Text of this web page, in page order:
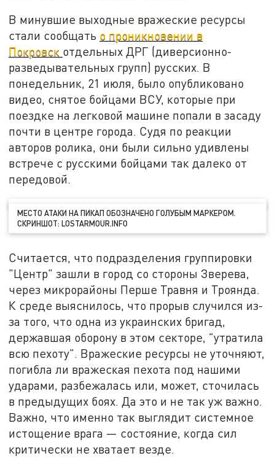
В минувшие выходные вражеские ресурсы
стали сообщать о проникновении в
Покровск отдельных ДРГ (диверсионно-
разведывательных групп) русских. В
понедельник, 21 июля, было опубликовано
видео, снятое бойцами ВСУ, которые при
поездке на легковой машине попали в засаду
почти в центре города. Судя по реакции
авторов ролика, они были сильно удивлены
встрече с русскими бойцами так далеко от
передовой.
МЕСТО АТАКИ НА ПИКАП ОБОЗНАЧЕНО ГОЛУБЫМ МАРКЕРОМ.
СКРИНШОТ: LOSTARMOUR.INFO
Считается, что подразделения группировки
"Центр" зашли в город со стороны Зверева,
через микрорайоны Перше Травня и Троянда.
К среде выяснилось, что прорыв случился из-
за того, что одна из украинских бригад,
державшая оборону в этом секторе, "утратила
всю пехоту". Вражеские ресурсы не уточняют,
погибла ли вражеская пехота под нашими
ударами, разбежалась или, может, сточилась
в предыдущих боях. Да это и не так уж важно.
Важно, что именно так выглядит системное
истощение врага — состояние, когда сил
критически не хватает везде.